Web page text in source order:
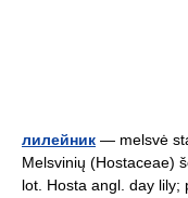
лилейник — melsvė
Melsvinių (Hostaceae)
lot. Hosta angl. day lily;